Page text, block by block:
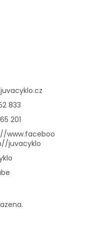
juvacyklo.cz
833
201
www.faceboo
juvacyklo